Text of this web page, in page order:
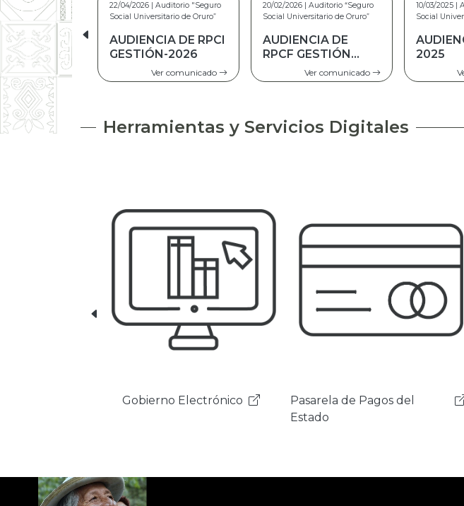
20/02/2026 | Auditorio “Seguro
Social Universitario de Oruro”
AUDIENCIA DE
RPCF GESTIÓN
Ver comunicado
10/03/2025 | Auditorio “Seguro
Social Universitario de Oruro”
AUDIENCIA DE RPCI
2025
Ver comunicado
17/02/2025 |
Social
RCPF
Herramientas y Servicios Digitales
Pasarela de Pagos del
Plataforma de
Interoperabilidad del